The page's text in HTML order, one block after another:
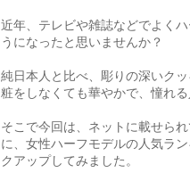
近年、テレビや雑誌などでよく
うになったと思いませんか？
純日本人と比べ、彫りの深いク
粧をしなくても華やかで、憧れる
そこで今回は、ネットに載せら
に、女性ハーフモデルの人気ラ
クアップしてみました。